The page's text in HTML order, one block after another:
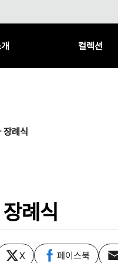
컬렉션
장례식
례식
X 페이스북